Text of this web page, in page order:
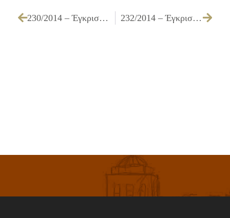
230/2014 – Έγκριση πρακτικού δημοπρασίας της επιτροπής διενέργειας του διαγωνισμού για την «Συντήρηση και επισκευή μεταφορικών μέσων» 232/2014 – Έγκριση πίστωσης και τεχνικών προδιαγραφών για την «Προμήθεια – εγκατάσταση κλιματιστικών μονάδων για τα Δημοτικά Ιατρεία»